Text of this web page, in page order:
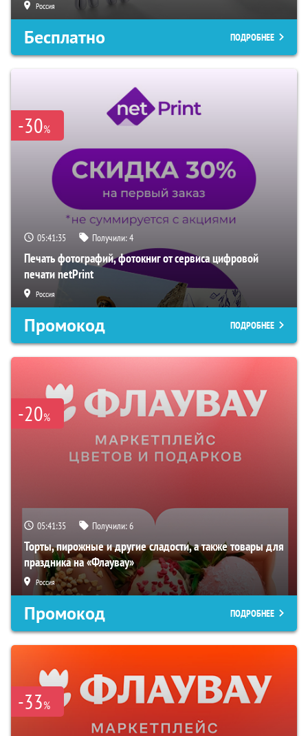
Россия
Бесплатно ПОДРОБНЕЕ
-30%
05:41:34 Получили:4
Печать фотографий, фотокниг от сервиса цифровой
печати netPrint
Россия
Промокод ПОДРОБНЕЕ
-20%
05:41:34 Получили:6
Торты, пирожные и другие сладости, а также товары для
праздника на «Флаувау»
Россия
Промокод ПОДРОБНЕЕ
-33%